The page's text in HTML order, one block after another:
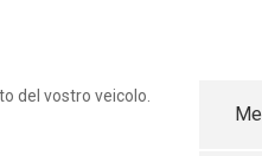
del vostro veicolo.